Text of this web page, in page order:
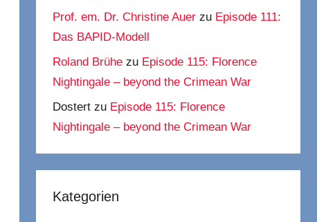
Prof. em. Dr. Christine Auer zu Episode 111:
Das BAPID-Modell
Roland Brühe zu Episode 115: Florence
Nightingale – beyond the Crimean War
Dostert zu Episode 115: Florence
Nightingale – beyond the Crimean War
Kategorien